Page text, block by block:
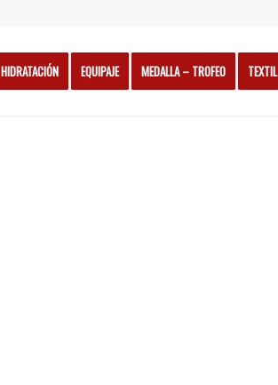
HIDRATACIÓN EQUIPAJE MEDALLA – TROFEO TEXTIL